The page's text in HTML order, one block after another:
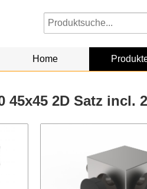
Home
45x45 2D Satz incl.